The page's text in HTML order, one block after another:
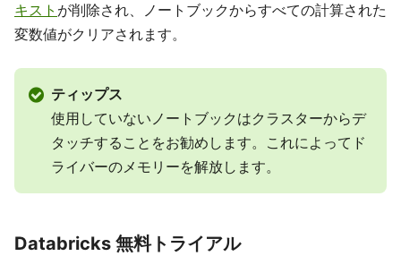
キスト が削除され、ノートブックからすべての計算された
変数値がクリアされます。
ティップス
使用していないノートブックはクラスターからデ
タッチすることをお勧めします。これによってド
ライバーのメモリーを解放します。
Databricks 無料トライアル